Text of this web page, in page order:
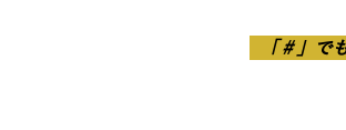
「＃」で